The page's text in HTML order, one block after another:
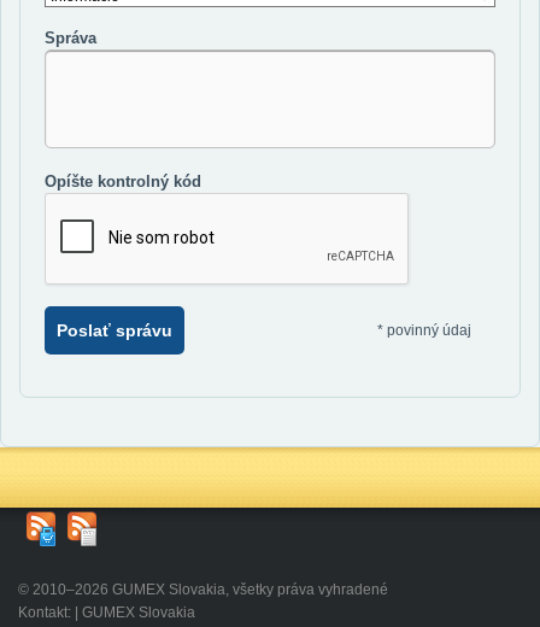
Správa
Opíšte kontrolný kód
Poslať správu * povinný údaj
© 2010–2026 GUMEX Slovakia, všetky práva vyhradené
Kontakt: | GUMEX Slovakia